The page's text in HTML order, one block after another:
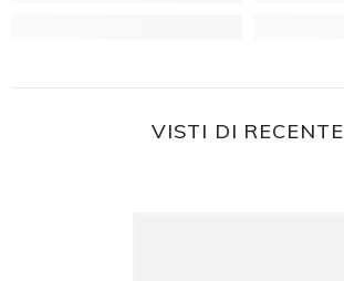
VISTI DI RECENTE